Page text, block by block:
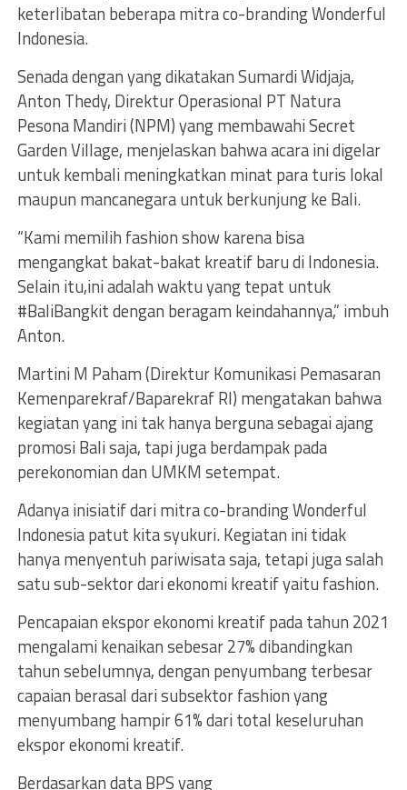
keterlibatan beberapa mitra co-branding Wonderful
Indonesia.
Senada dengan yang dikatakan Sumardi Widjaja,
Anton Thedy, Direktur Operasional PT Natura
Pesona Mandiri (NPM) yang membawahi Secret
Garden Village, menjelaskan bahwa acara ini digelar
untuk kembali meningkatkan minat para turis lokal
maupun mancanegara untuk berkunjung ke Bali.
“Kami memilih fashion show karena bisa
mengangkat bakat-bakat kreatif baru di Indonesia.
Selain itu,ini adalah waktu yang tepat untuk
#BaliBangkit dengan beragam keindahannya,” imbuh
Anton.
Martini M Paham (Direktur Komunikasi Pemasaran
Kemenparekraf/Baparekraf RI) mengatakan bahwa
kegiatan yang ini tak hanya berguna sebagai ajang
promosi Bali saja, tapi juga berdampak pada
perekonomian dan UMKM setempat.
Adanya inisiatif dari mitra co-branding Wonderful
Indonesia patut kita syukuri. Kegiatan ini tidak
hanya menyentuh pariwisata saja, tetapi juga salah
satu sub-sektor dari ekonomi kreatif yaitu fashion.
Pencapaian ekspor ekonomi kreatif pada tahun 2021
mengalami kenaikan sebesar 27% dibandingkan
tahun sebelumnya, dengan penyumbang terbesar
capaian berasal dari subsektor fashion yang
menyumbang hampir 61% dari total keseluruhan
ekspor ekonomi kreatif.
Berdasarkan data BPS yang